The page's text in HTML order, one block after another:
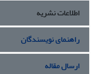
اطلاعات نشریه
راهنمای نویسندگان
ارسال مقاله